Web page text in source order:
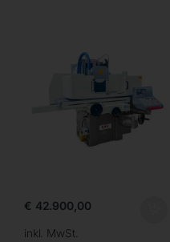
€ 42.900,00
inkl. MwSt.